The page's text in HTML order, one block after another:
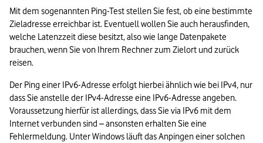
Mit dem sogenannten Ping-Test stellen Sie fest, ob eine bestimmte
Zieladresse erreichbar ist. Eventuell wollen Sie auch herausfinden,
welche Latenzzeit diese besitzt, also wie lange Datenpakete
brauchen, wenn Sie von Ihrem Rechner zum Zielort und zurück
reisen.
Der Ping einer IPv6-Adresse erfolgt hierbei ähnlich wie bei IPv4, nur
dass Sie anstelle der IPv4-Adresse eine IPv6-Adresse angeben.
Voraussetzung hierfür ist allerdings, dass Sie via IPv6 mit dem
Internet verbunden sind – ansonsten erhalten Sie eine
Fehlermeldung. Unter Windows läuft das Anpingen einer solchen